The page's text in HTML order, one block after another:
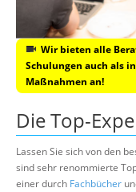
Wir bieten alle
Schulungen auch als
Maßnahmen an!
Die Top-
Lassen Sie sich von den
sind sehr renommierte
einer durch Fachbücher